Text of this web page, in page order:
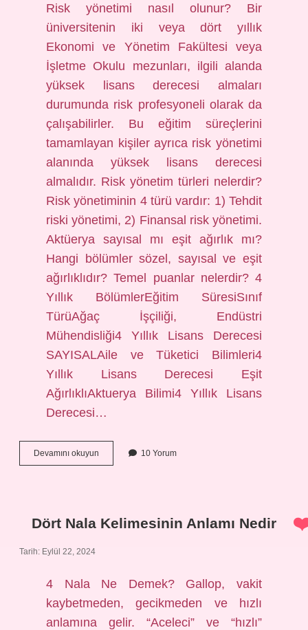
Risk yönetimi nasıl olunur? Bir
üniversitenin iki veya dört yıllık
Ekonomi ve Yönetim Fakültesi veya
İşletme Okulu mezunları, ilgili alanda
yüksek lisans derecesi almaları
durumunda risk profesyoneli olarak da
çalışabilirler. Bu eğitim süreçlerini
tamamlayan kişiler ayrıca risk yönetimi
alanında yüksek lisans derecesi
almalıdır. Risk yönetim türleri nelerdir?
Risk yönetiminin 4 türü vardır: 1) Tehdit
riski yönetimi, 2) Finansal risk yönetimi.
Aktüerya sayısal mı eşit ağırlık mı?
Hangi bölümler sözel, sayısal ve eşit
ağırlıklıdır? Temel puanlar nelerdir? 4
Yıllık BölümlerEğitim SüresiSınıf
TürüAğaç İşçiliği, Endüstri
Mühendisliği4 Yıllık Lisans Derecesi
SAYISALAile ve Tüketici Bilimleri4
Yıllık Lisans Derecesi Eşit
AğırlıklıAktuerya Bilimi4 Yıllık Lisans
Derecesi…
Devamını okuyun
Yönetimi
10 Yorum
Dört Nala Kelimesinin Anlamı Nedir
Tarih: Eylül 22, 2024
4 Nala Ne Demek? Gallop, vakit
kaybetmeden, gecikmeden ve hızlı
anlamına gelir. “Aceleci” ve “hızlı”